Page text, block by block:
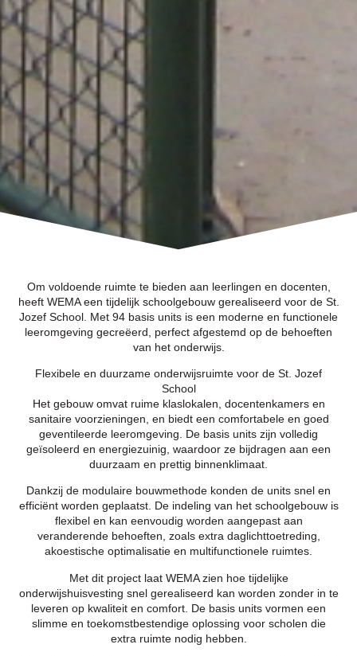
Om voldoende ruimte te bieden aan leerlingen en docenten,
heeft WEMA een tijdelijk schoolgebouw gerealiseerd voor de St.
Jozef School. Met 94 basis units is een moderne en functionele
leeromgeving gecreëerd, perfect afgestemd op de behoeften
van het onderwijs.
Flexibele en duurzame onderwijsruimte voor de St. Jozef
School
Het gebouw omvat ruime klaslokalen, docentenkamers en
sanitaire voorzieningen, en biedt een comfortabele en goed
geventileerde leeromgeving. De basis units zijn volledig
geïsoleerd en energiezuinig, waardoor ze bijdragen aan een
duurzaam en prettig binnenklimaat.
Dankzij de modulaire bouwmethode konden de units snel en
efficiënt worden geplaatst. De indeling van het schoolgebouw is
flexibel en kan eenvoudig worden aangepast aan
veranderende behoeften, zoals extra daglichttoetreding,
akoestische optimalisatie en multifunctionele ruimtes.
Met dit project laat WEMA zien hoe tijdelijke
onderwijshuisvesting snel gerealiseerd kan worden zonder in te
leveren op kwaliteit en comfort. De basis units vormen een
slimme en toekomstbestendige oplossing voor scholen die
extra ruimte nodig hebben.